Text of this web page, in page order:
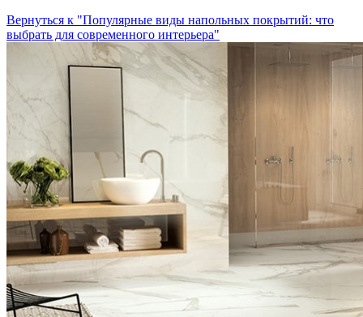
Вернуться к "Популярные виды напольных покрытий: что
выбрать для современного интерьера"